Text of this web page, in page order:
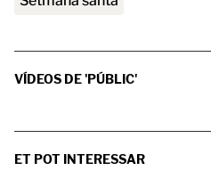
VÍDEOS DE 'PÚBLIC'
ET POT INTERESSAR